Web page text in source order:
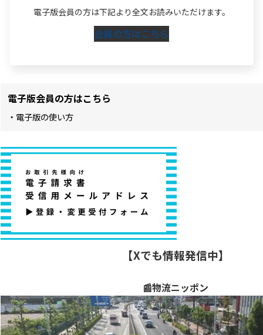
電子版会員の方は下記より全文お読みいただけます。
会員の方はこちら
電子版会員の方はこちら
・電子版の使い方
【Xでも情報発信中】
📰物流ニッポン